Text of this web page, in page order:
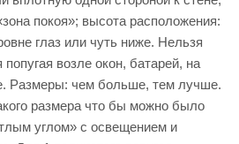
покоя»; высота расположения:
глаз или чуть ниже. Нельзя
попугая возле окон, батарей, на
Размеры: чем больше, тем лучше.
размера что бы можно было
углом» с освещением и